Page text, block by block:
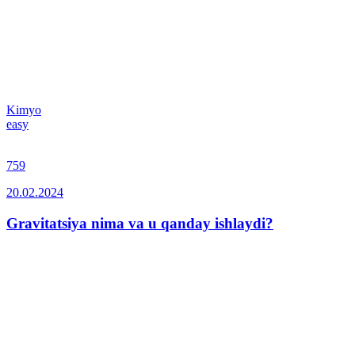
Kimyo
easy
759
20.02.2024
Gravitatsiya nima va u qanday ishlaydi?